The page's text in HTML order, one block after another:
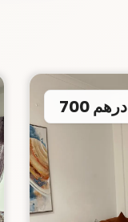
700 درهم